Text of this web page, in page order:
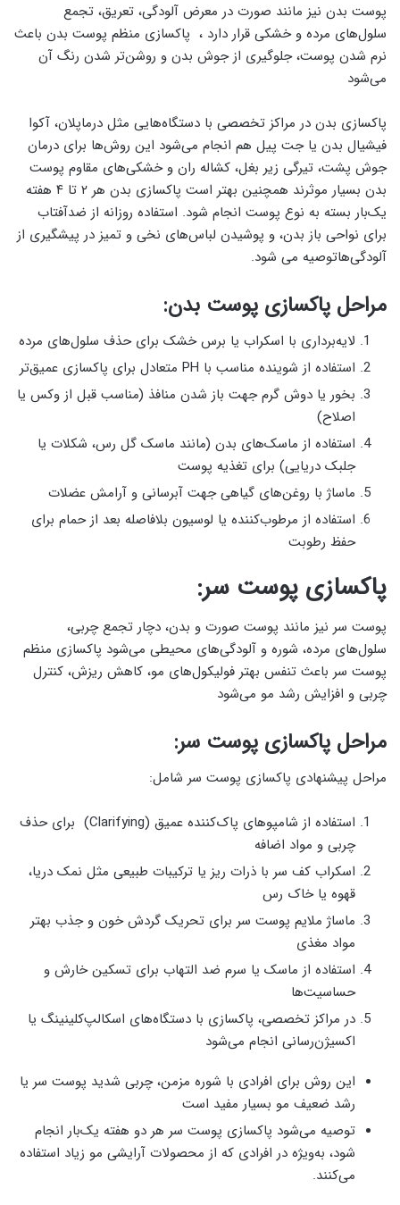
پوست بدن نیز مانند صورت در معرض آلودگی، تعریق، تجمع
سلول‌های مرده و خشکی قرار دارد ، پاکسازی منظم پوست بدن باعث
نرم شدن پوست، جلوگیری از جوش بدن و روشن‌تر شدن رنگ آن
می‌شود
پاکسازی بدن در مراکز تخصصی با دستگاه‌هایی مثل درماپلان، آکوا
فیشیال بدن یا جت پیل هم انجام می‌شود این روش‌ها برای درمان
جوش پشت، تیرگی زیر بغل، کشاله ران و خشکی‌های مقاوم پوست
بدن بسیار موثرند همچنین بهتر است پاکسازی بدن هر ۲ تا ۴ هفته
یک‌بار بسته به نوع پوست انجام شود. استفاده روزانه از ضدآفتاب
برای نواحی باز بدن، و پوشیدن لباس‌های نخی و تمیز در پیشگیری از
آلودگی‌هاتوصیه می شود.
مراحل پاکسازی پوست بدن:
لایه‌برداری با اسکراب یا برس خشک برای حذف سلول‌های مرده
استفاده از شوینده مناسب با PH متعادل برای پاکسازی عمیق‌تر
بخور یا دوش گرم جهت باز شدن منافذ (مناسب قبل از وکس یا
اصلاح)
استفاده از ماسک‌های بدن (مانند ماسک گل رس، شکلات یا
جلبک دریایی) برای تغذیه پوست
ماساژ با روغن‌های گیاهی جهت آبرسانی و آرامش عضلات
استفاده از مرطوب‌کننده یا لوسیون بلافاصله بعد از حمام برای
حفظ رطوبت
پاکسازی پوست سر:
پوست سر نیز مانند پوست صورت و بدن، دچار تجمع چربی،
سلول‌های مرده، شوره و آلودگی‌های محیطی می‌شود پاکسازی منظم
پوست سر باعث تنفس بهتر فولیکول‌های مو، کاهش ریزش، کنترل
چربی و افزایش رشد مو می‌شود
مراحل پاکسازی پوست سر:
مراحل پیشنهادی پاکسازی پوست سر شامل:
استفاده از شامپوهای پاک‌کننده عمیق (Clarifying) برای حذف
چربی و مواد اضافه
اسکراب کف سر با ذرات ریز یا ترکیبات طبیعی مثل نمک دریا،
قهوه یا خاک رس
ماساژ ملایم پوست سر برای تحریک گردش خون و جذب بهتر
مواد مغذی
استفاده از ماسک یا سرم ضد التهاب برای تسکین خارش و
حساسیت‌ها
در مراکز تخصصی، پاکسازی با دستگاه‌های اسکالپ‌کلینینگ یا
اکسیژن‌رسانی انجام می‌شود
این روش برای افرادی با شوره مزمن، چربی شدید پوست سر یا
رشد ضعیف مو بسیار مفید است
توصیه می‌شود پاکسازی پوست سر هر دو هفته یک‌بار انجام
شود، به‌ویژه در افرادی که از محصولات آرایشی مو زیاد استفاده
می‌کنند.